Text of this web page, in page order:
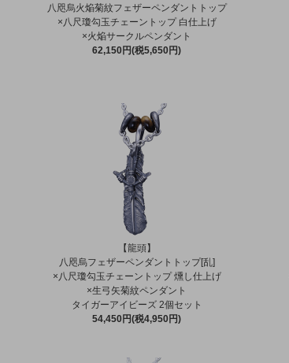
八咫烏火焔菊紋フェザーペンダントトップ
×八尺瓊勾玉チェーントップ 白仕上げ
×火焔サークルペンダント
62,150円(税5,650円)
【龍頭】
八咫烏フェザーペンダントトップ[乱]
×八尺瓊勾玉チェーントップ 燻し仕上げ
×生弓矢菊紋ペンダント
タイガーアイビーズ 2個セット
54,450円(税4,950円)